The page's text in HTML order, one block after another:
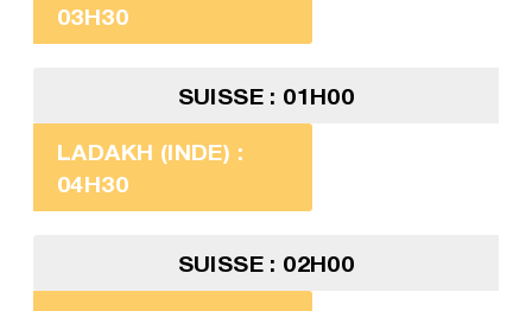
03H30
SUISSE : 01H00
LADAKH (INDE) :
04H30
SUISSE : 02H00